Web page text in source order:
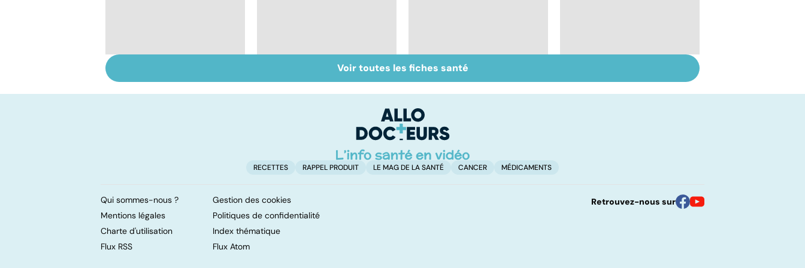
bonnes résolutions
Muscler ses abdos
pour retrouver un
Crampes, déchirures,
élongations... : quand
carburant
Voir toutes les fiches santé
RECETTES RAPPEL PRODUIT LE MAG DE LA SANTÉ CANCER MÉDICAMENTS
Qui sommes-nous ?
Gestion des cookies
Mentions légales
Politiques de confidentialité
Charte d'utilisation
Index thématique
Flux RSS
Flux Atom
Retrouvez-nous sur